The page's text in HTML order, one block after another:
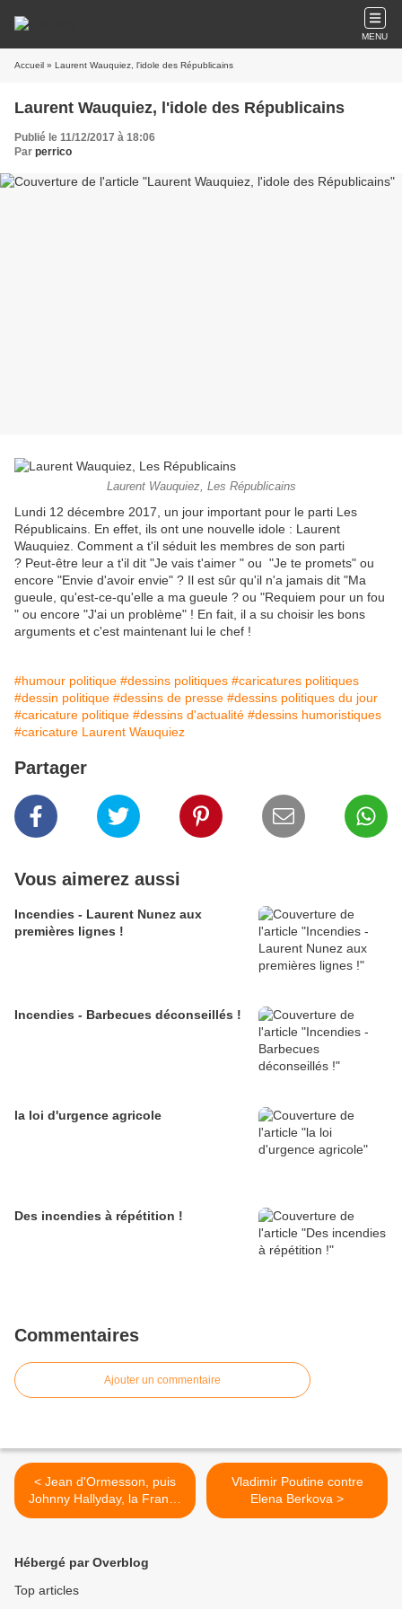
MENU
Accueil » Laurent Wauquiez, l'idole des Républicains
Laurent Wauquiez, l'idole des Républicains
Publié le 11/12/2017 à 18:06
Par perrico
Laurent Wauquiez, Les Républicains
Lundi 12 décembre 2017, un jour important pour le parti Les
Républicains. En effet, ils ont une nouvelle idole : Laurent
Wauquiez. Comment a t'il séduit les membres de son parti
? Peut-être leur a t'il dit "Je vais t'aimer " ou "Je te promets" ou
encore "Envie d'avoir envie" ? Il est sûr qu'il n'a jamais dit "Ma
gueule, qu'est-ce-qu'elle a ma gueule ? ou "Requiem pour un fou
" ou encore "J'ai un problème" ! En fait, il a su choisir les bons
arguments et c'est maintenant lui le chef !
#humour politique #dessins politiques #caricatures politiques
#dessin politique #dessins de presse #dessins politiques du jour
#caricature politique #dessins d'actualité #dessins humoristiques
#caricature Laurent Wauquiez
Partager
Vous aimerez aussi
Incendies - Laurent Nunez aux
premières lignes !
Incendies - Barbecues déconseillés !
la loi d'urgence agricole
Des incendies à répétition !
Commentaires
Ajouter un commentaire
< Jean d'Ormesson, puis
Johnny Hallyday, la France
pleure !
Vladimir Poutine contre
Elena Berkova >
Hébergé par Overblog
Top articles